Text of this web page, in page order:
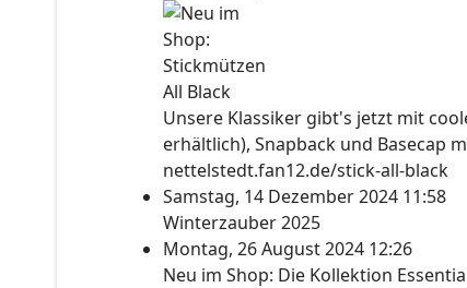
Unsere Klassiker gibt's jetzt mit
erhältlich), Snapback und Basecap
nettelstedt.fan12.de/stick-all-black
Samstag, 14 Dezember 2024 11:58
Winterzauber 2025
Montag, 26 August 2024 12:26
Neu im Shop: Die Kollektion